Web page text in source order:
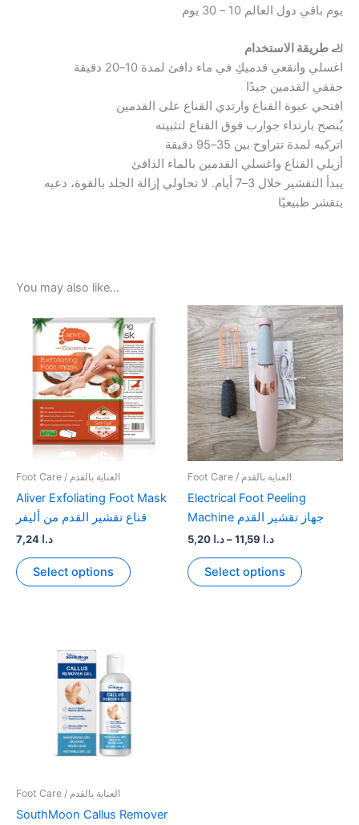
يوم باقي دول العالم 10 – 30 يوم
🦶 طريقة الاستخدام
اغسلي وانقعي قدميكِ في ماء دافئ لمدة 10–20 دقيقة
جففي القدمين جيدًا
افتحي عبوة القناع وارتدي القناع على القدمين
يُنصح بارتداء جوارب فوق القناع لتثبيته
اتركيه لمدة تتراوح بين 35–95 دقيقة
أزيلي القناع واغسلي القدمين بالماء الدافئ
يبدأ التقشير خلال 3–7 أيام. لا تحاولي إزالة الجلد بالقوة، دعيه
يتقشر طبيعيًا
You may also like…
Foot Care / العناية بالقدم
Aliver Exfoliating Foot Mask
قناع تقشير القدم من أليفر
د.ا
Select options
product
options
may
chosen
on
page
Foot Care / العناية بالقدم
Electrical Foot Peeling
Machine جهاز تقشير القدم
د.ا– د.اPrice
د.ا 5,20
through
Select options
product
Foot Care / العناية بالقدم
SouthMoon Callus Remover